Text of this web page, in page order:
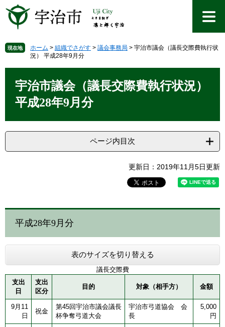
先
で
を
ば
へ
現在地 ホーム > 組織でさがす > 議会事務局 > 宇治市議会（議長交際費執行状
況） 平成28年9月分
宇治市議会（議長交際費執行状況）
平成28年9月分
ページ内目次
更新日：2019年11月5日更新
平成28年9月分
表のサイズを切り替える
議長交際費
支出
日
支出
区分
目的 対象（相手方） 金額
9月11
日
祝金
第45回宇治市議会議長
杯争奪弓道大会
宇治市弓道協会 会
長
5,000
円